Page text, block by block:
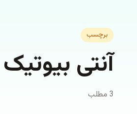
برچسب
آنتی بیوتیک
3 مطلب